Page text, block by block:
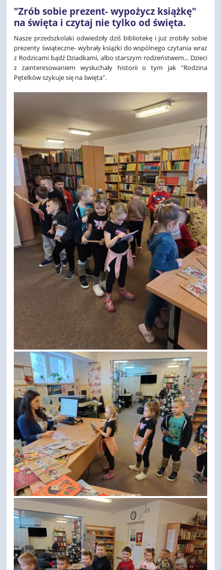
"Zrób sobie prezent- wypożycz książkę"
na święta i czytaj nie tylko od święta.
Nasze przedszkolaki odwiedziły dziś bibliotekę i już zrobiły sobie
prezenty świąteczne- wybrały książki do wspólnego czytania wraz
z Rodzicami bądź Dziadkami, albo starszym rodzeństwem... Dzieci
z zainteresowaniem wysłuchały historii o tym jak "Rodzina
Pętelków szykuje się na święta".